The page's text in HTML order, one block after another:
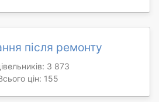
після ремонту
3 873
цін: 155